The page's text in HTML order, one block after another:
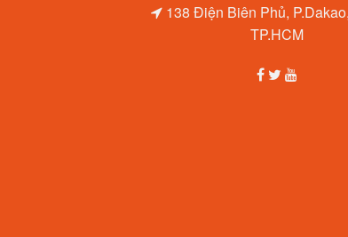
138 Điện Biên Phủ,
TP.HCM